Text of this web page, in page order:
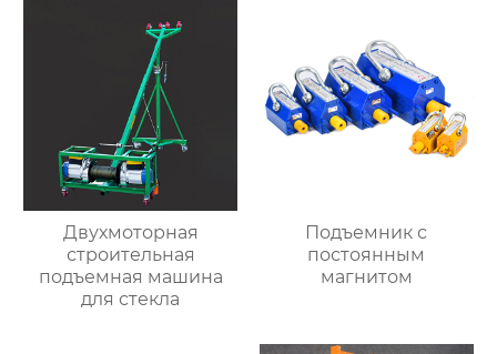
Двухмоторная
строительная
подъемная машина
для стекла
Подъемник с
постоянным
магнитом